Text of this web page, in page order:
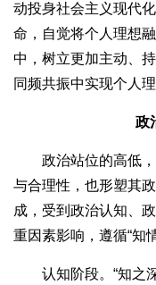
动投身社会主义现代
命，自觉将个人理想
中，树立更加主动、
同频共振中实现个人理
政
政治站位的高低，
与合理性，也形塑其
成，受到政治认知、
重因素影响，遵循“知
认知阶段。“知之深